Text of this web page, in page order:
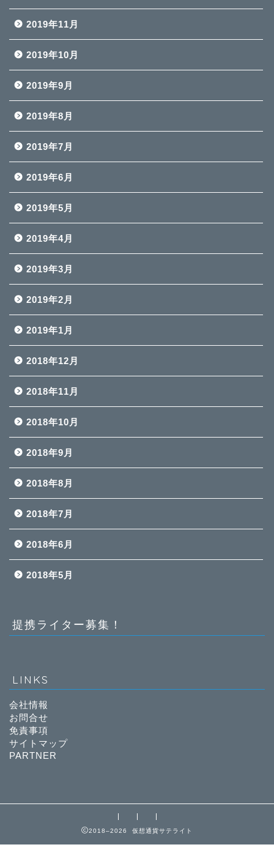
2019年11月
2019年10月
2019年9月
2019年8月
2019年7月
2019年6月
2019年5月
2019年4月
2019年3月
2019年2月
2019年1月
2018年12月
2018年11月
2018年10月
2018年9月
2018年8月
2018年7月
2018年6月
2018年5月
提携ライター募集！
LINKS
会社情報
お問合せ
免責事項
サイトマップ
PARTNER
2018–2026 仮想通貨サテライト